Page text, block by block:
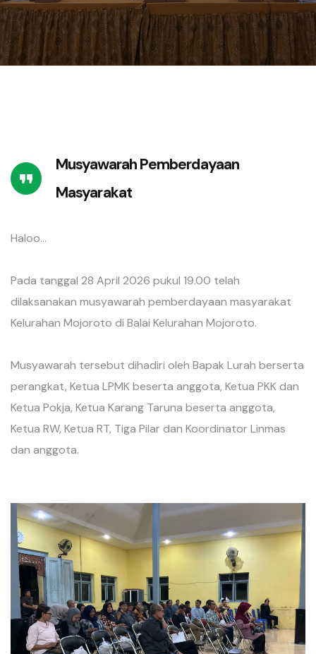
Musyawarah Pemberdayaan
Masyarakat
Haloo...
Pada tanggal 28 April 2026 pukul 19.00 telah
dilaksanakan musyawarah pemberdayaan masyarakat
Kelurahan Mojoroto di Balai Kelurahan Mojoroto.
Musyawarah tersebut dihadiri oleh Bapak Lurah berserta
perangkat, Ketua LPMK beserta anggota, Ketua PKK dan
Ketua Pokja, Ketua Karang Taruna beserta anggota,
Ketua RW, Ketua RT, Tiga Pilar dan Koordinator Linmas
dan anggota.